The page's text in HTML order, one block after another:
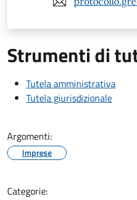
Strumenti di
Tutela amministrativa
Tutela giurisdizionale
Argomenti:
Imprese
Categorie: